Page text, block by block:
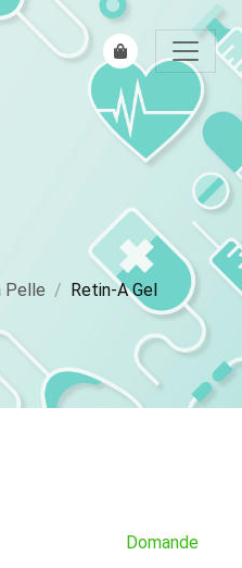
Pelle Retin-A Gel
Domande